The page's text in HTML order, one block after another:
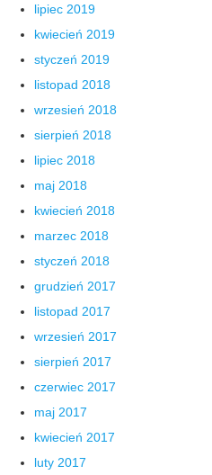
lipiec 2019
kwiecień 2019
styczeń 2019
listopad 2018
wrzesień 2018
sierpień 2018
lipiec 2018
maj 2018
kwiecień 2018
marzec 2018
styczeń 2018
grudzień 2017
listopad 2017
wrzesień 2017
sierpień 2017
czerwiec 2017
maj 2017
kwiecień 2017
luty 2017